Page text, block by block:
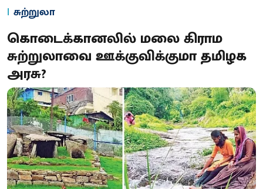
சுற்றுலா
கொடைக்கானலில் மலை கிராம
சுற்றுலாவை ஊக்குவிக்குமா தமிழக
அரசு?